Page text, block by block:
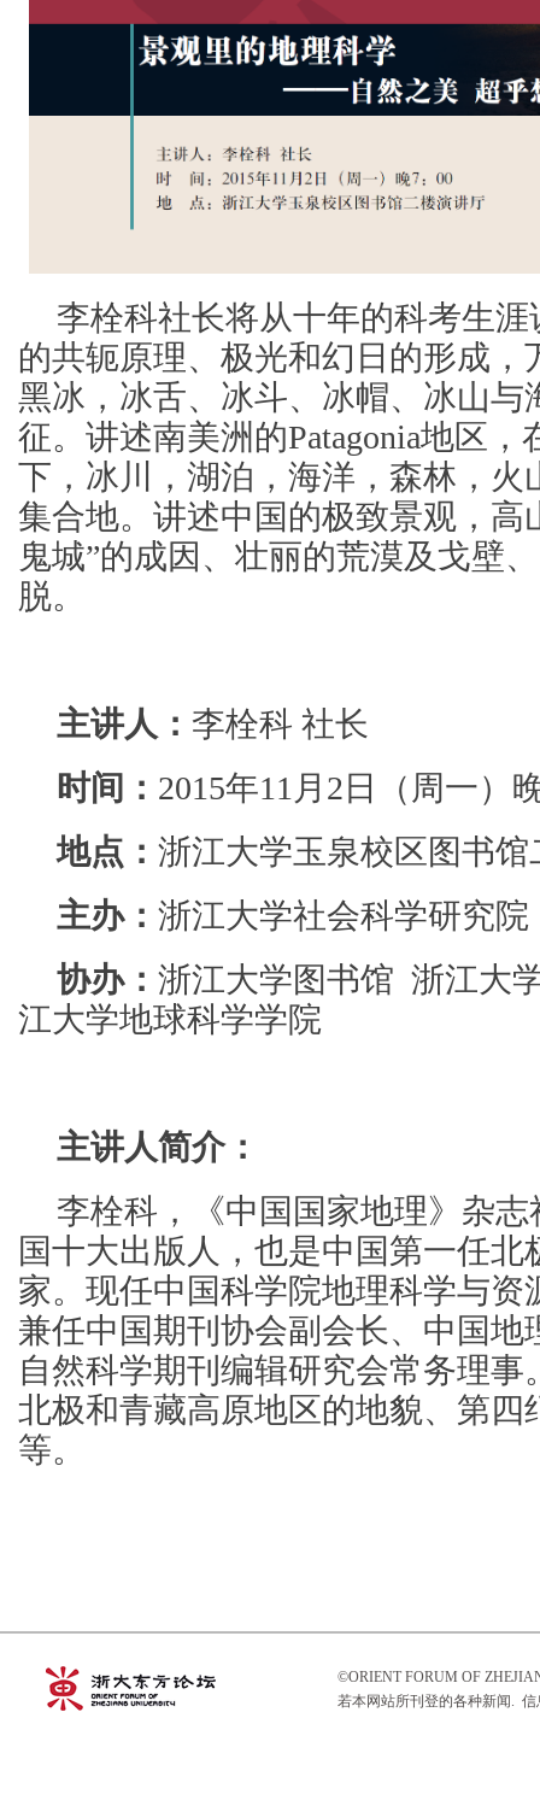
李栓科社长将从十年的科考生
的共轭原理、极光和幻日的形成，
黑冰，冰舌、冰斗、冰帽、冰山与
征。讲述南美洲的Patagonia地区
下，冰川，湖泊，海洋，森林，火
集合地。讲述中国的极致景观，高
鬼城”的成因、壮丽的荒漠及戈壁
脱。
主讲人： 李栓科 社长
时间： 2015年11月2日（周一）
地点： 浙江大学玉泉校区图书馆
主办： 浙江大学社会科学研究院
协办： 浙江大学图书馆 浙江大
江大学地球科学学院
主讲人简介：
李栓科，《中国国家地理》杂
国十大出版人，也是中国第一任北
家。现任中国科学院地理科学与资
兼任中国期刊协会副会长、中国地
自然科学期刊编辑研究会常务理事
北极和青藏高原地区的地貌、第四
等。
©ORIENT FORUM OF
若本网站所刊登的各种新闻.